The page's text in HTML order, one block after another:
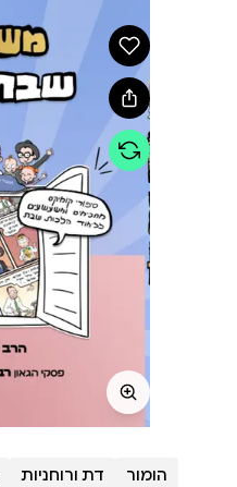
הומור דת ורוחניות